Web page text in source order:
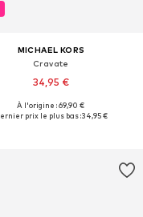
MICHAEL KORS
Cravate
34,95 €
disponibles: One Size
À l'origine : 69,90 €
prix le plus bas :34,95 €